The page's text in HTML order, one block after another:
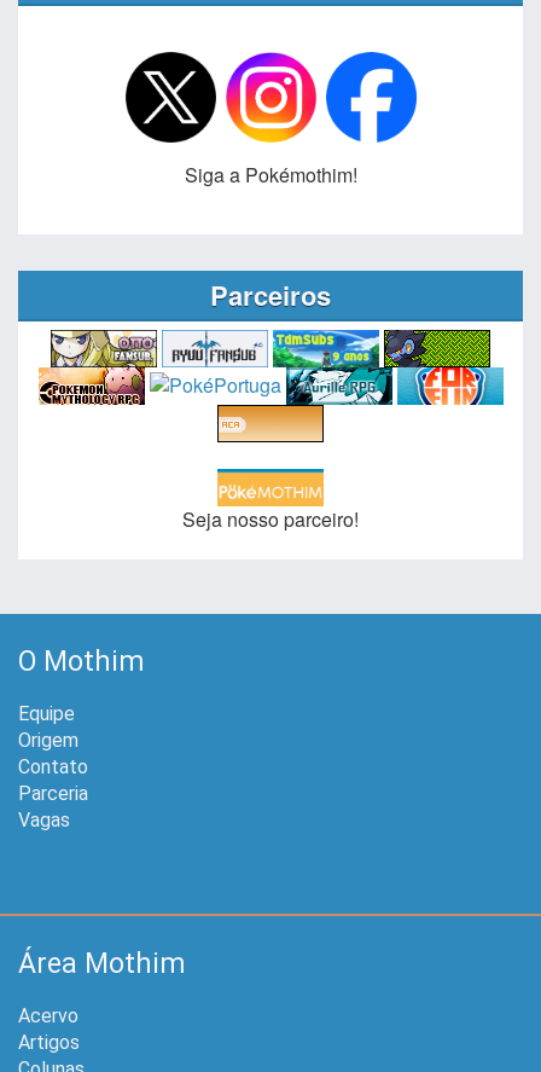
Siga a Pokémothim!
Parceiros
Seja nosso parceiro!
O Mothim
Equipe
Origem
Contato
Parceria
Vagas
Área Mothim
Acervo
Artigos